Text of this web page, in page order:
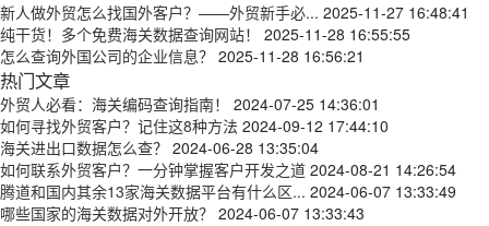
新人做外贸怎么找国外客户？——外贸新手必... 2025-11-27 16:48:41
纯干货！多个免费海关数据查询网站！
2025-11-28 16:55:55
怎么查询外国公司的企业信息？ 2025-11-28 16:56:21
热门文章
外贸人必看：海关编码查询指南！
2024-07-25 14:36:01
如何寻找外贸客户？记住这8种方法 2024-09-12 17:44:10
海关进出口数据怎么查？ 2024-06-28 13:35:04
如何联系外贸客户？一分钟掌握客户开发之道 2024-08-21 14:26:54
腾道和国内其余13家海关数据平台有什么区... 2024-06-07 13:33:49
哪些国家的海关数据对外开放？ 2024-06-07 13:33:43